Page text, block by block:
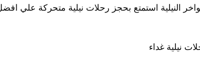
النيلية استمتع بحجز رحلات نيلية متحركة علي افضل
نيلية غداء